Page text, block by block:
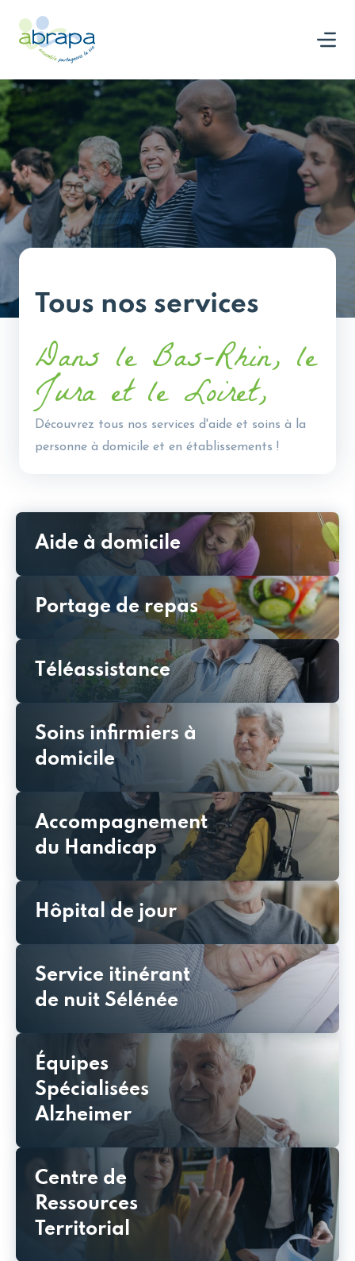
Tous nos services
Dans le Bas-Rhin, le
Jura et le Loiret,
Découvrez tous nos services d'aide et soins à la
personne à domicile et en établissements !
Aide à domicile
Portage de repas
Téléassistance
Soins infirmiers à
domicile
Accompagnement
du Handicap
Hôpital de jour
Service itinérant
de nuit Sélénée
Équipes
Spécialisées
Alzheimer
Centre de
Ressources
Territorial